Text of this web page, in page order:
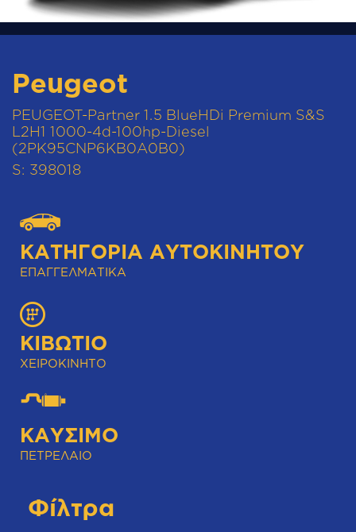
Peugeot
PEUGEOT-Partner 1.5 BlueHDi Premium S&S
L2H1 1000-4d-100hp-Diesel
(2PK95CNP6KB0A0B0)
S: 398018
ΚΑΤΗΓΟΡΊΑ ΑΥΤΟΚΙΝΉΤΟΥ
ΕΠΑΓΓΕΛΜΑΤΙΚΑ
ΚΙΒΏΤΙΟ
ΧΕΙΡΟΚΊΝΗΤΟ
ΚΑΎΣΙΜΟ
ΠΕΤΡΈΛΑΙΟ
Φίλτρα